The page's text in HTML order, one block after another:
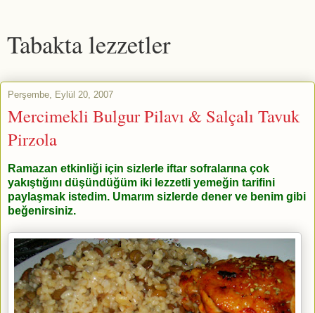
Tabakta lezzetler
Perşembe, Eylül 20, 2007
Mercimekli Bulgur Pilavı & Salçalı Tavuk
Pirzola
Ramazan etkinliği için sizlerle iftar sofralarına çok
yakıştığını düşündüğüm iki lezzetli yemeğin tarifini
paylaşmak istedim. Umarım sizlerde dener ve benim gibi
beğenirsiniz.